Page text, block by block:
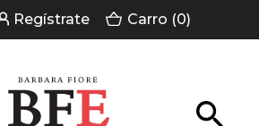
Regístrate Carro (0)